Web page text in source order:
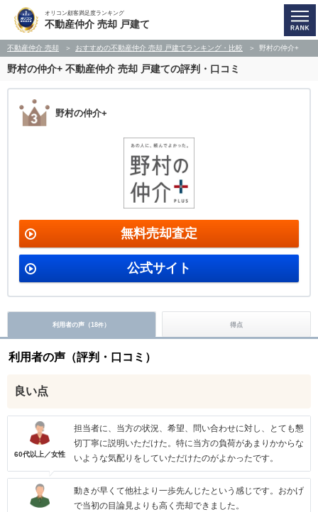
オリコン顧客満足度ランキング
不動産仲介 売却 戸建て
不動産仲介 売却 おすすめの不動産仲介 売却 戸建てランキング・比較 野村の仲介+
野村の仲介+ 不動産仲介 売却 戸建ての評判・口コミ
野村の仲介+
無料売却査定
公式サイト
利用者の声（18件） 得点
利用者の声（評判・口コミ）
良い点
60代以上／女性
担当者に、当方の状況、希望、問い合わせに対し、とても懇
切丁寧に説明いただけた。特に当方の負荷があまりかからな
いような気配りをしていただけたのがよかったです。
動きが早くて他社より一歩先んじたという感じです。おかげ
で当初の目論見よりも高く売却できました。